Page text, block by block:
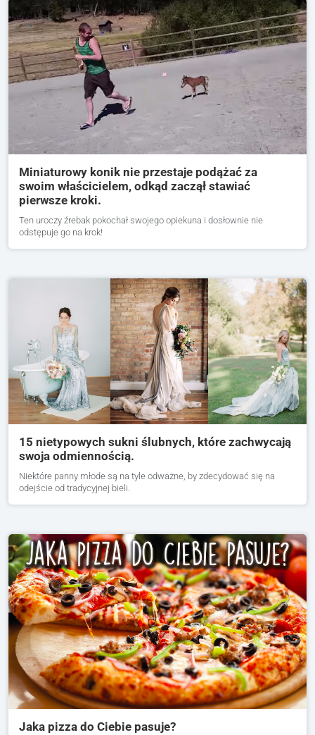
Miniaturowy konik nie przestaje podążać za
swoim właścicielem, odkąd zaczął stawiać
pierwsze kroki.
Ten uroczy źrebak pokochał swojego opiekuna i dosłownie nie
odstępuje go na krok!
15 nietypowych sukni ślubnych, które zachwycają
swoja odmiennością.
Niektóre panny młode są na tyle odważne, by zdecydować się na
odejście od tradycyjnej bieli.
Jaka pizza do Ciebie pasuje?